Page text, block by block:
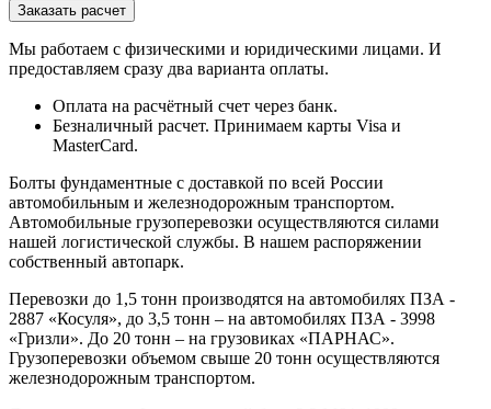
Мы работаем с физическими и юридическими лицами. И
предоставляем сразу два варианта оплаты.
Оплата на расчётный счет через банк.
Безналичный расчет. Принимаем карты Visa и
MasterCard.
Болты фундаментные с доставкой по всей России
автомобильным и железнодорожным транспортом.
Автомобильные грузоперевозки осуществляются силами
нашей логистической службы. В нашем распоряжении
собственный автопарк.
Перевозки до 1,5 тонн производятся на автомобилях ПЗА -
2887 «Косуля», до 3,5 тонн – на автомобилях ПЗА - 3998
«Гризли». До 20 тонн – на грузовиках «ПАРНАС».
Грузоперевозки объемом свыше 20 тонн осуществляются
железнодорожным транспортом.